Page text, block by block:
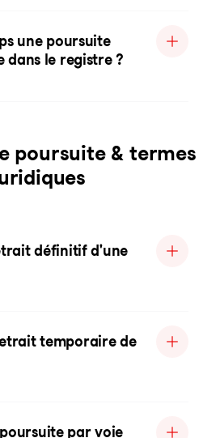
une poursuite
dans le registre ?
poursuite & termes
définitif d'une
temporaire de
par voie